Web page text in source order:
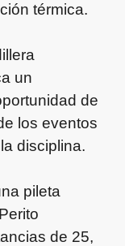
térmica.
un
de
los eventos
disciplina.
pileta
de 25,